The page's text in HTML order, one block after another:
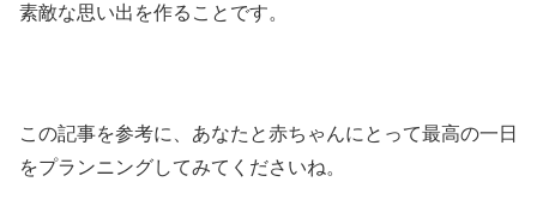
素敵な思い出を作ることです。
この記事を参考に、あなたと赤ちゃんにとって最高の一日
をプランニングしてみてくださいね。